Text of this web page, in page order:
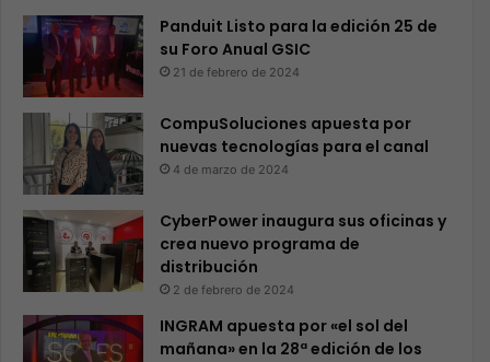
Panduit Listo para la edición 25 de
su Foro Anual GSIC
21 de febrero de 2024
CompuSoluciones apuesta por
nuevas tecnologías para el canal
4 de marzo de 2024
CyberPower inaugura sus oficinas y
crea nuevo programa de
distribución
2 de febrero de 2024
INGRAM apuesta por «el sol del
mañana» en la 28ª edición de los